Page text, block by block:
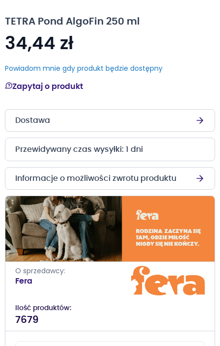
galerii
TETRA Pond AlgoFin 250 ml
34,44 zł
Powiadom mnie gdy produkt będzie dostępny
Zapytaj o produkt
Dostawa
Przewidywany czas wysyłki: 1 dni
Informacje o możliwości zwrotu produktu
O sprzedawcy
Fera
Ilość produktów
7679